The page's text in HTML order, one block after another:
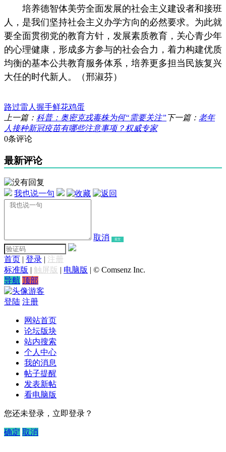
培养德智体美劳全面发展的社会主义建设者和接班
人，是我们坚持社会主义办学方向的必然要求。为此就
要全面贯彻党的教育方针，发展素质教育，关心青少年
的心理健康，形成多方参与的社会合力，着力构建优质
均衡的基本公共教育服务体系，培养更多担当民族复兴
大任的时代新人。（邢淑芬）
路过雷人 握手鲜花鸡蛋
上一篇： 科普：奥密克戎毒株为何“需要关注” 下一篇： 老年
人接种新冠疫苗有哪些注意事项？权威专家
0条评论
最新评论
我也说一句
取消 提交
首页 | 登录 | 注册
标准版 | 触屏版 | 电脑版 | © Comsenz Inc.
导航 顶部
游客
登陆 注册
网站首页
论坛版块
站内搜索
个人中心
我的消息
帖子提醒
发表新帖
看电脑版
您还未登录，立即登录？
确定 取消